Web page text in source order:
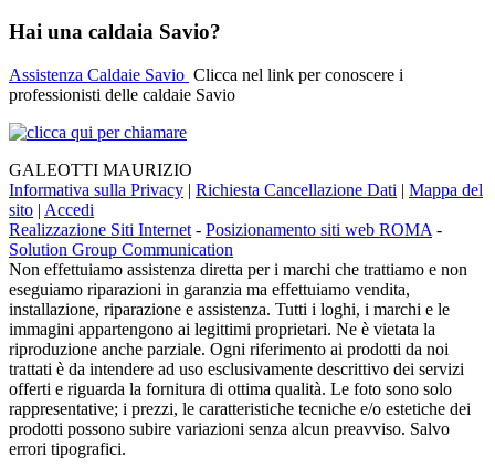
Hai una caldaia Savio?
Assistenza Caldaie Savio Clicca nel link per conoscere i
professionisti delle caldaie Savio
GALEOTTI MAURIZIO
Informativa sulla Privacy | Richiesta Cancellazione Dati | Mappa del
sito | Accedi
Realizzazione Siti Internet - Posizionamento siti web ROMA -
Solution Group Communication
Non effettuiamo assistenza diretta per i marchi che trattiamo e non
eseguiamo riparazioni in garanzia ma effettuiamo vendita,
installazione, riparazione e assistenza. Tutti i loghi, i marchi e le
immagini appartengono ai legittimi proprietari. Ne è vietata la
riproduzione anche parziale. Ogni riferimento ai prodotti da noi
trattati è da intendere ad uso esclusivamente descrittivo dei servizi
offerti e riguarda la fornitura di ottima qualità. Le foto sono solo
rappresentative; i prezzi, le caratteristiche tecniche e/o estetiche dei
prodotti possono subire variazioni senza alcun preavviso. Salvo
errori tipografici.